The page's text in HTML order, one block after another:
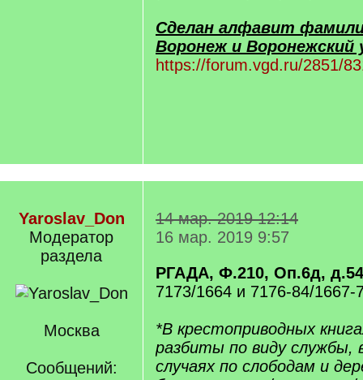
Сделан алфавит
Воронеж и Воронежский
https://forum.vgd.ru/2851/
Yaroslav_Don
Модератор
раздела
Москва
Сообщений:
14 мар. 2019 12:14
16 мар. 2019 9:57
РГАДА, Ф.210, Оп.6д, д.54
7173/1664 и 7176-84/1667-
*В крестоприводных
разбиты по виду службы,
случаях по слободам и